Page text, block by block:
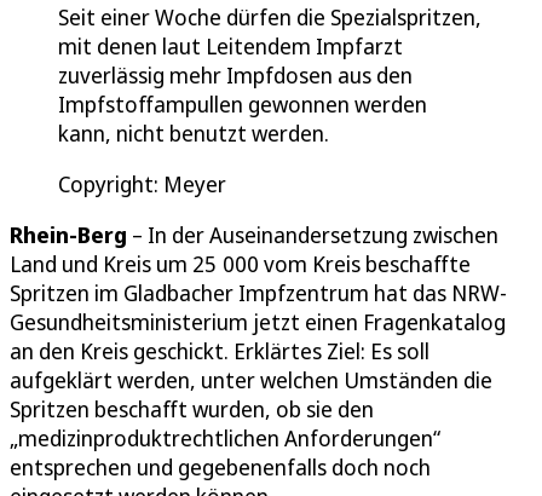
Seit einer Woche dürfen die Spezialspritzen,
mit denen laut Leitendem Impfarzt
zuverlässig mehr Impfdosen aus den
Impfstoffampullen gewonnen werden
kann, nicht benutzt werden.
Copyright: Meyer
Rhein-Berg – In der Auseinandersetzung zwischen
Land und Kreis um 25 000 vom Kreis beschaffte
Spritzen im Gladbacher Impfzentrum hat das NRW-
Gesundheitsministerium jetzt einen Fragenkatalog
an den Kreis geschickt. Erklärtes Ziel: Es soll
aufgeklärt werden, unter welchen Umständen die
Spritzen beschafft wurden, ob sie den
„medizinproduktrechtlichen Anforderungen“
entsprechen und gegebenenfalls doch noch